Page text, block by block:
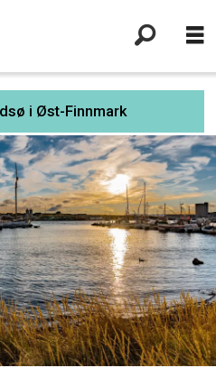
i Øst-Finnmark